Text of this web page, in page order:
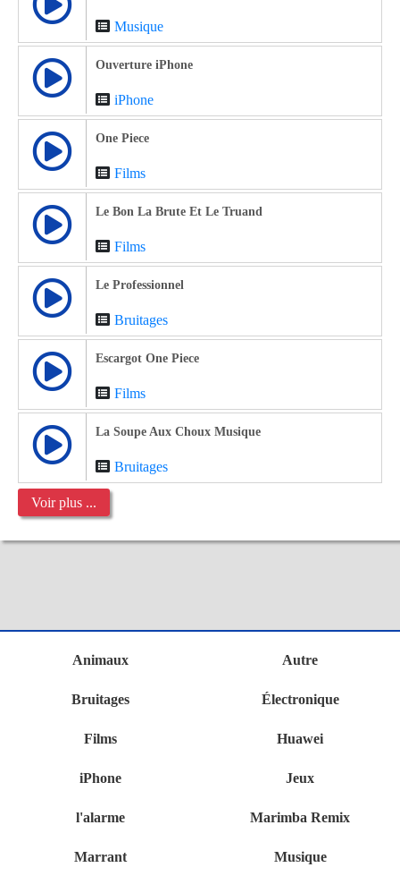
Musique
Ouverture iPhone
iPhone
One Piece
Films
Le Bon La Brute Et Le Truand
Films
Le Professionnel
Bruitages
Escargot One Piece
Films
La Soupe Aux Choux Musique
Bruitages
Voir plus ...
Animaux Autre
Bruitages Électronique
Films Huawei
iPhone Jeux
l'alarme Marimba Remix
Marrant Musique